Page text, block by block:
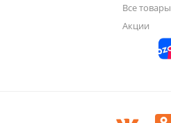
Все товары
Акции